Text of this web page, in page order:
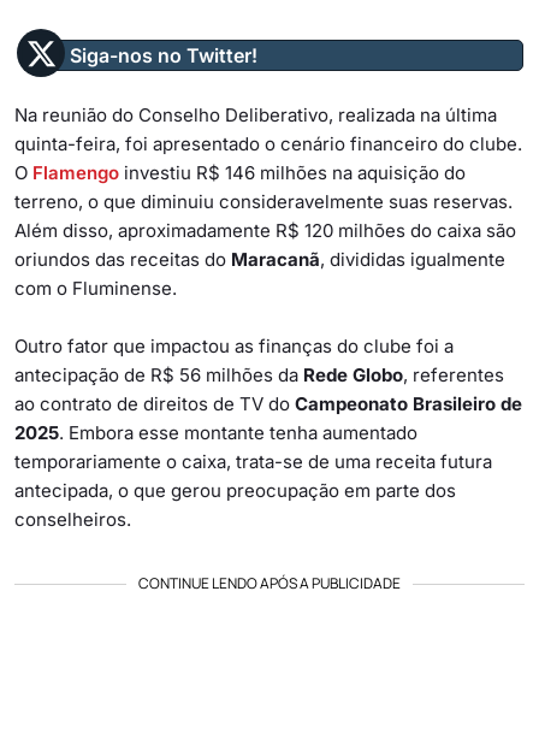
Siga-nos no Twitter!
Na reunião do Conselho Deliberativo, realizada na última
quinta-feira, foi apresentado o cenário financeiro do clube.
O Flamengo investiu R$ 146 milhões na aquisição do
terreno, o que diminuiu consideravelmente suas reservas.
Além disso, aproximadamente R$ 120 milhões do caixa são
oriundos das receitas do Maracanã, divididas igualmente
com o Fluminense.
Outro fator que impactou as finanças do clube foi a
antecipação de R$ 56 milhões da Rede Globo, referentes
ao contrato de direitos de TV do Campeonato Brasileiro de
2025. Embora esse montante tenha aumentado
temporariamente o caixa, trata-se de uma receita futura
antecipada, o que gerou preocupação em parte dos
conselheiros.
CONTINUE LENDO APÓS A PUBLICIDADE